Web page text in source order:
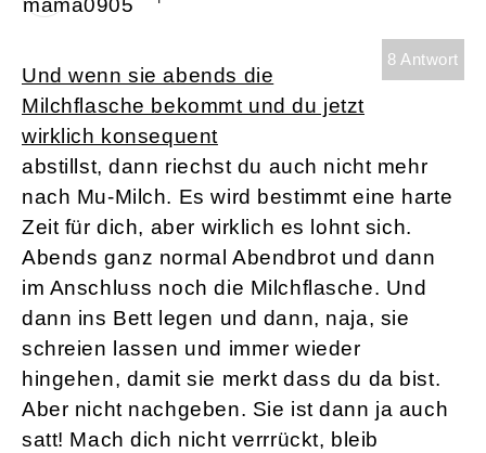
8 Antwort
Und wenn sie abends die
Milchflasche bekommt und du jetzt
wirklich konsequent
abstillst, dann riechst du auch nicht mehr
nach Mu-Milch. Es wird bestimmt eine harte
Zeit für dich, aber wirklich es lohnt sich.
Abends ganz normal Abendbrot und dann
im Anschluss noch die Milchflasche. Und
dann ins Bett legen und dann, naja, sie
schreien lassen und immer wieder
hingehen, damit sie merkt dass du da bist.
Aber nicht nachgeben. Sie ist dann ja auch
satt! Mach dich nicht verrrückt, bleib